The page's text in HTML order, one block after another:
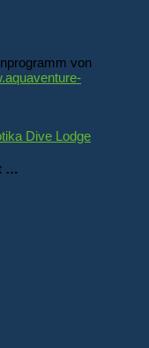
von
Dive Lodge
…